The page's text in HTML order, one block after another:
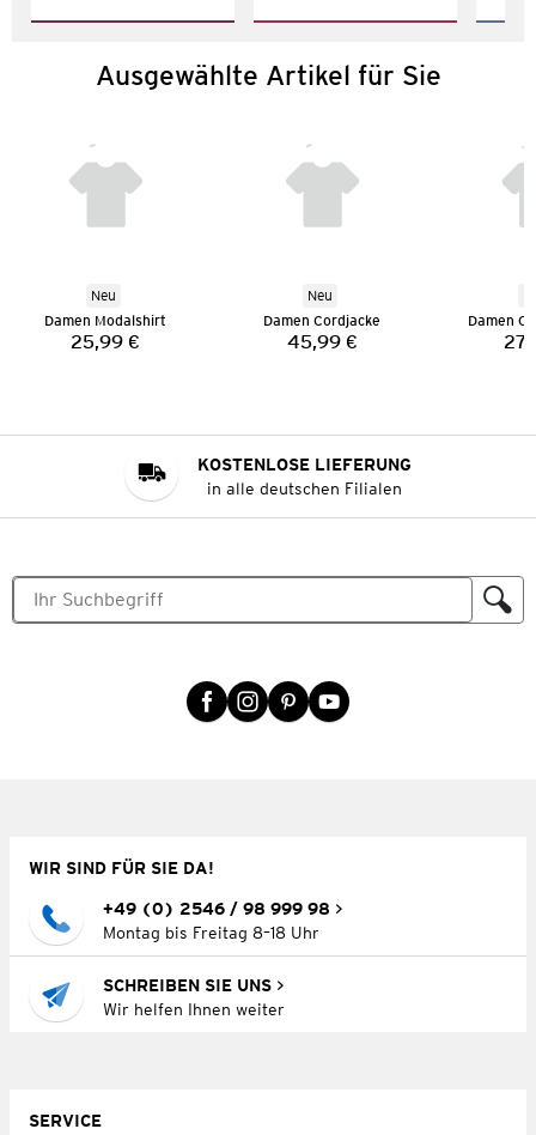
Ausgewählte Artikel für Sie
Neu
Damen Modalshirt
Preis:
25,99 €
Neu
Damen Cordjacke
Preis:
45,99 €
Damen
KOSTENLOSE LIEFERUNG
in alle deutschen Filialen
WIR SIND FÜR SIE DA!
+49 (0) 2546 / 98 999 98
Montag bis Freitag 8–18 Uhr
SCHREIBEN SIE UNS
Wir helfen Ihnen weiter
SERVICE